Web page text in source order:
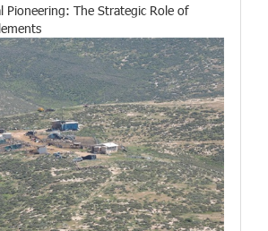
Pioneering: The Strategic Role of